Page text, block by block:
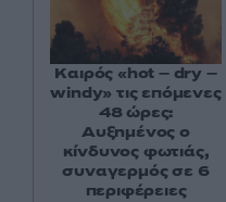
Καιρός «hot – dry –
windy» τις επόμενες
48 ώρες:
Αυξημένος ο
κίνδυνος φωτιάς,
συναγερμός σε 6
περιφέρειες